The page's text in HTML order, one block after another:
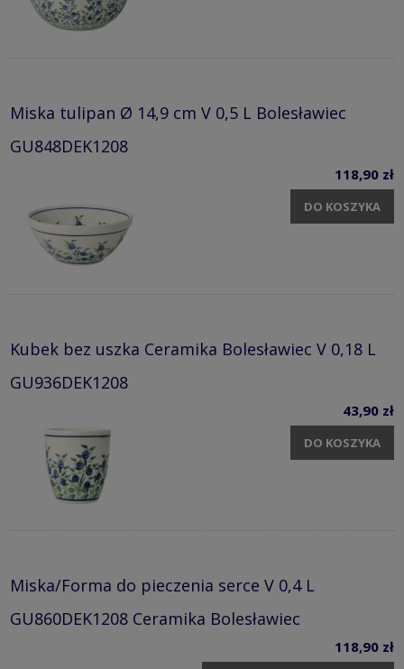
Miska tulipan Ø 14,9 cm V 0,5 L Bolesławiec
GU848DEK1208
118,90 zł
DO KOSZYKA
Kubek bez uszka Ceramika Bolesławiec V 0,18 L
GU936DEK1208
43,90 zł
DO KOSZYKA
Miska/Forma do pieczenia serce V 0,4 L
GU860DEK1208 Ceramika Bolesławiec
118,90 zł